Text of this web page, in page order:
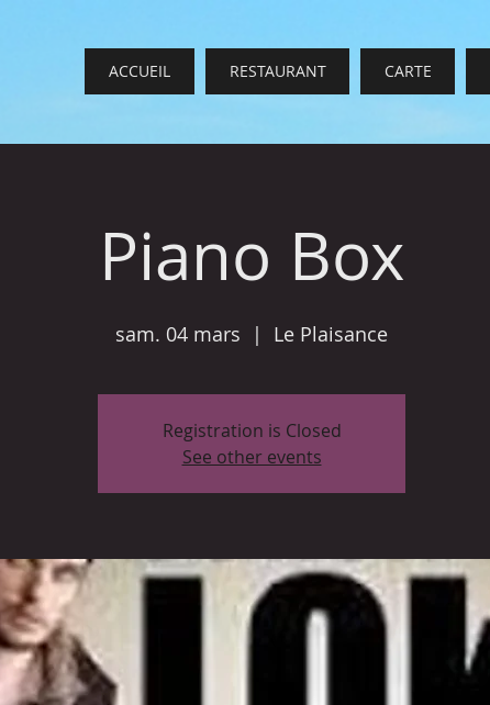
ACCUEIL RESTAURANT CARTE
Piano Box
sam. 04 mars
  |
Le Plaisance
Registration is Closed
See other events